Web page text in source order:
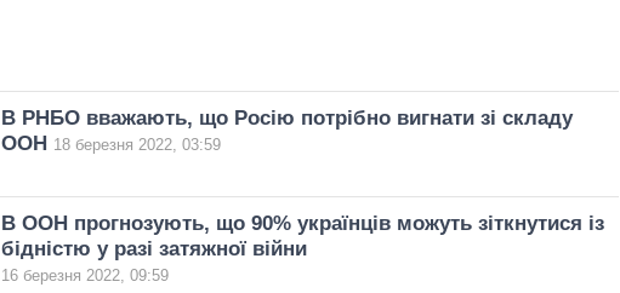
В РНБО вважають, що Росію потрібно вигнати зі складу
ООН 18 березня 2022, 03:59
В ООН прогнозують, що 90% українців можуть зіткнутися із
бідністю у разі затяжної війни
16 березня 2022, 09:59